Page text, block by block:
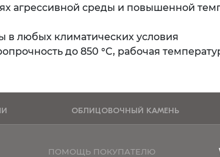
агрессивной среды и повышенной
в любых климатических условия
до 850 °C, рабочая
ОБЛИЦОВОЧНЫЙ КАМЕНЬ
ПОМОЩЬ ПОКУПАТЕЛЮ